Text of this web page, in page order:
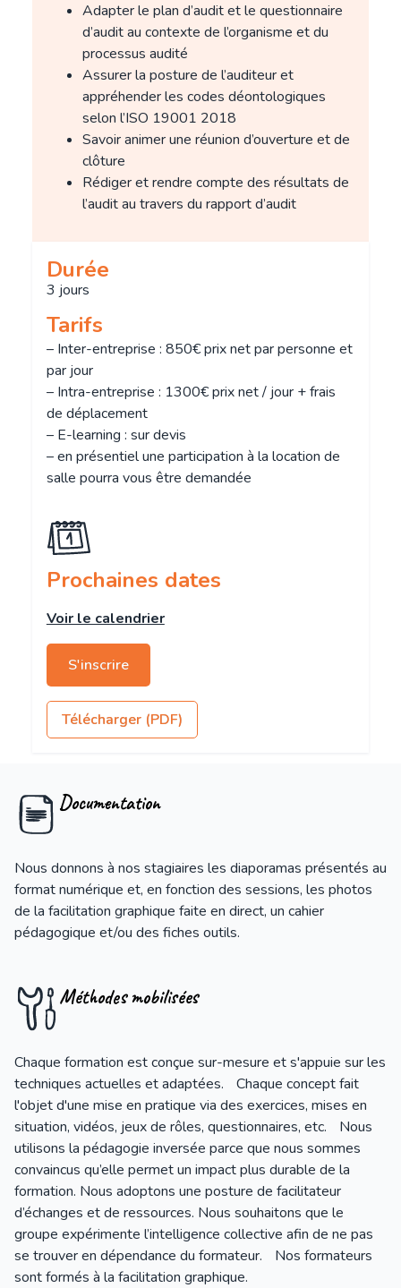
Adapter le plan d’audit et le questionnaire
d’audit au contexte de l’organisme et du
processus audité
Assurer la posture de l’auditeur et
appréhender les codes déontologiques
selon l’ISO 19001 2018
Savoir animer une réunion d’ouverture et de
clôture
Rédiger et rendre compte des résultats de
l’audit au travers du rapport d’audit
Durée
3 jours
Tarifs
– Inter-entreprise : 850€ prix net par personne et
par jour
– Intra-entreprise : 1300€ prix net / jour + frais
de déplacement
– E-learning : sur devis
– en présentiel une participation à la location de
salle pourra vous être demandée
Prochaines dates
Voir le calendrier
S'inscrire
Télécharger (PDF)
Documentation
Nous donnons à nos stagiaires les diaporamas présentés au
format numérique et, en fonction des sessions, les photos
de la facilitation graphique faite en direct, un cahier
pédagogique et/ou des fiches outils.
Méthodes mobilisées
Chaque formation est conçue sur-mesure et s'appuie sur les
techniques actuelles et adaptées. Chaque concept fait
l'objet d'une mise en pratique via des exercices, mises en
situation, vidéos, jeux de rôles, questionnaires, etc. Nous
utilisons la pédagogie inversée parce que nous sommes
convaincus qu’elle permet un impact plus durable de la
formation. Nous adoptons une posture de facilitateur
d’échanges et de ressources. Nous souhaitons que le
groupe expérimente l’intelligence collective afin de ne pas
se trouver en dépendance du formateur. Nos formateurs
sont formés à la facilitation graphique.